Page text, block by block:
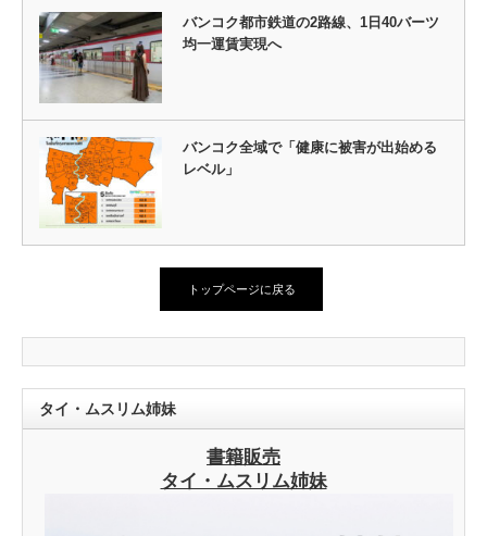
バンコク都市鉄道の2路線、1日40バーツ
均一運賃実現へ
バンコク全域で「健康に被害が出始める
レベル」
トップページに戻る
タイ・ムスリム姉妹
書籍販売
タイ・ムスリム姉妹